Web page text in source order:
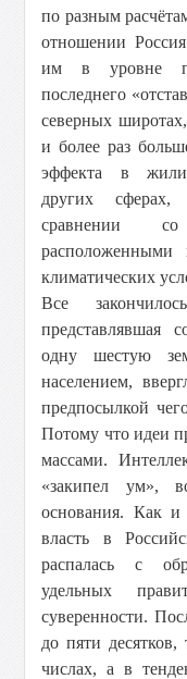
по разным
отношении
им в уровне
последнего
северных
и более раз
эффекта в
других
сравнении
климатических
Все
представлявшая
одну шестую
населением,
предпосылкой
Потому что идеи
массами.
«закипел ум»,
основания. Как и
власть в
распалась с
удельных
суверенности.
до пяти
числах, а в